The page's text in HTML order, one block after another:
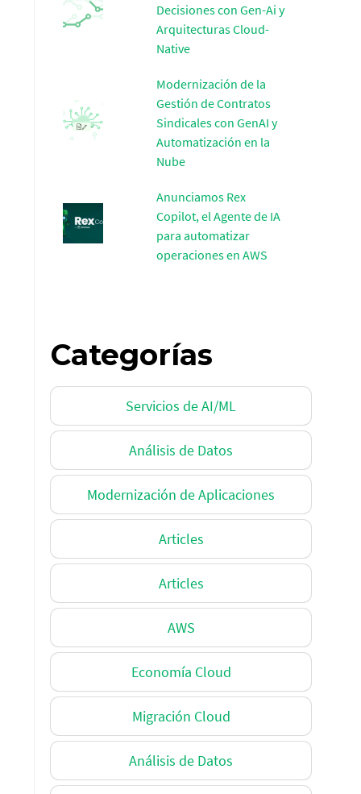
Decisiones con Gen-Ai y
Arquitecturas Cloud-
Native
Modernización de la
Gestión de Contratos
Sindicales con GenAI y
Automatización en la
Nube
Anunciamos Rex
Copilot, el Agente de IA
para automatizar
operaciones en AWS
Categorías
Servicios de AI/ML
Análisis de Datos
Modernización de Aplicaciones
Articles
Articles
AWS
Economía Cloud
Migración Cloud
Análisis de Datos